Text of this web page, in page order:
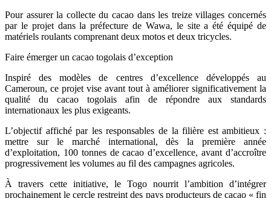
Pour assurer la collecte du cacao dans les treize villages concernés
par le projet dans la préfecture de Wawa, le site a été équipé de
matériels roulants comprenant deux motos et deux tricycles.
Faire émerger un cacao togolais d’exception
Inspiré des modèles de centres d’excellence développés au
Cameroun, ce projet vise avant tout à améliorer significativement la
qualité du cacao togolais afin de répondre aux standards
internationaux les plus exigeants.
L’objectif affiché par les responsables de la filière est ambitieux :
mettre sur le marché international, dès la première année
d’exploitation, 100 tonnes de cacao d’excellence, avant d’accroître
progressivement les volumes au fil des campagnes agricoles.
À travers cette initiative, le Togo nourrit l’ambition d’intégrer
prochainement le cercle restreint des pays producteurs de cacao « fin